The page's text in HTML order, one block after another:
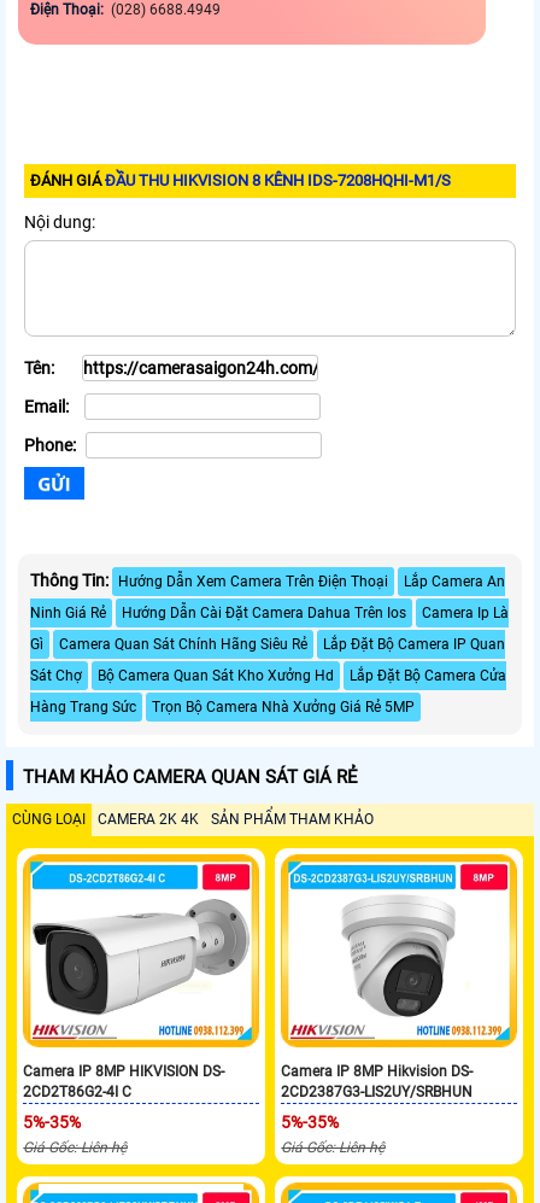
Điện Thoại: (028) 6688.4949
ĐÁNH GIÁĐẦU THU HIKVISION 8 KÊNH IDS-7208HQHI-M1/S
Nội dung:
Tên:
Email:
Phone:
Thông Tin: Hướng Dẫn Xem Camera Trên Điện Thoại
Lắp Camera An
Ninh Giá Rẻ
Hướng Dẫn Cài Đặt Camera Dahua Trên Ios
Camera Ip Là
Gì
Camera Quan Sát Chính Hãng Siêu Rẻ
Lắp Đặt Bộ Camera IP Quan
Sát Chợ
Bộ Camera Quan Sát Kho Xưởng Hd
Lắp Đặt Bộ Camera Cửa
Hàng Trang Sức
Trọn Bộ Camera Nhà Xưởng Giá Rẻ 5MP
THAM KHẢO CAMERA QUAN SÁT GIÁ RẺ
CÙNG LOẠI CAMERA 2K 4K SẢN PHẨM THAM KHẢO
Camera IP 8MP HIKVISION DS-
2CD2T86G2-4I C
5%-35%
Giá Gốc: Liên hệ
Camera IP 8MP Hikvision DS-
2CD2387G3-LIS2UY/SRBHUN
5%-35%
Giá Gốc: Liên hệ